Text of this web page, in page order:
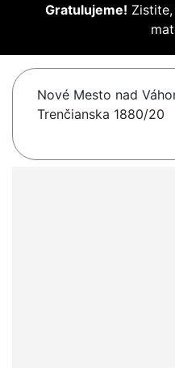
Gratulujeme!
Nové Mesto nad
Trenčianska 1880/20